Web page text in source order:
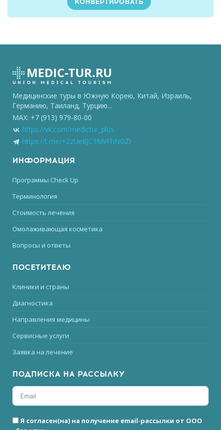
Медицинские туры в Южную Корею, Китай, Израиль,
Германию, Таиланд, Турцию...
MAX: +7 (913) 979-80-00
https://vk.com/medictur_plus
https://t.me/+2zUe8JC3MvFhNGZi
ИНФОРМАЦИЯ
Программы Check Up
Терминология
Стоимость лечения
Омолаживающая косметика
Вопросы и ответы
ПОСЕТИТЕЛЮ
Клиники и страны
Диагностика
Направления медицины
Сервисные услуги
Заявка на лечение
ПОДПИСКА НА РАССЫЛКУ
Я согласен(на) на получение email-рассылки от ООО